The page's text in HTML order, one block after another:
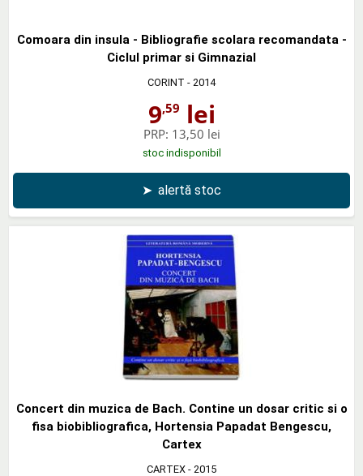
Comoara din insula - Bibliografie scolara recomandata -
Ciclul primar si Gimnazial
CORINT - 2014
9,59 lei
PRP: 13,50 lei
stoc indisponibil
➤ alertă stoc
Concert din muzica de Bach. Contine un dosar critic si o
fisa biobibliografica, Hortensia Papadat Bengescu,
Cartex
CARTEX - 2015